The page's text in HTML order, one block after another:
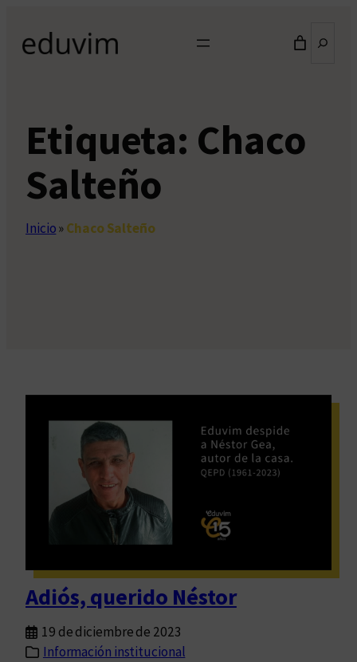
contenido
Etiqueta: Chaco
Salteño
Inicio»Chaco Salteño
Adiós, querido Néstor
19 de diciembre de 2023
Información institucional